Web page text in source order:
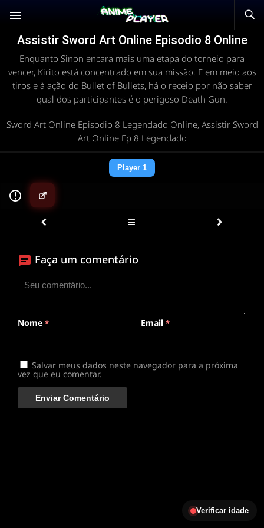
Assistir Sword Art Online Episodio 8 Online
Enquanto Sinon encara mais uma etapa do torneio para
vencer, Kirito está concentrado em sua missão. E em meio aos
tiros e à ação do Bullet of Bullets, há o receio por não saber
qual dos participantes é o perigoso Death Gun.
Sword Art Online Episodio 8 Legendado Online, Assistir Sword
Art Online Ep 8 Legendado
Player 1
▶
ANIMEPLAYER
Clique para assistir
Faça um comentário
Nome * Email *
Salvar meus dados neste navegador para a próxima
vez que eu comentar.
Verificar idade